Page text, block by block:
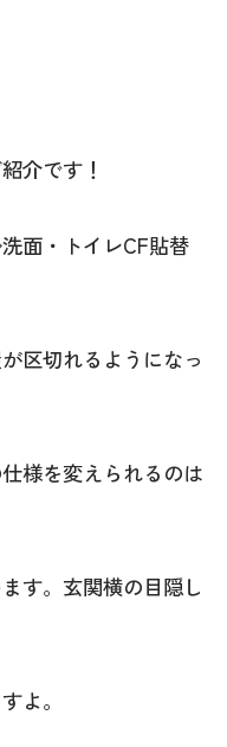
介です！
面・トイレCF貼替
区切れるようになっ
様を変えられるのは
す。玄関横の目隠し
よ。